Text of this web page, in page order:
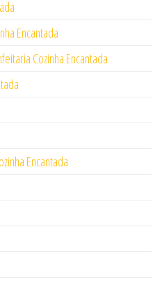
Encantada
Cozinha Encantada
Encantada